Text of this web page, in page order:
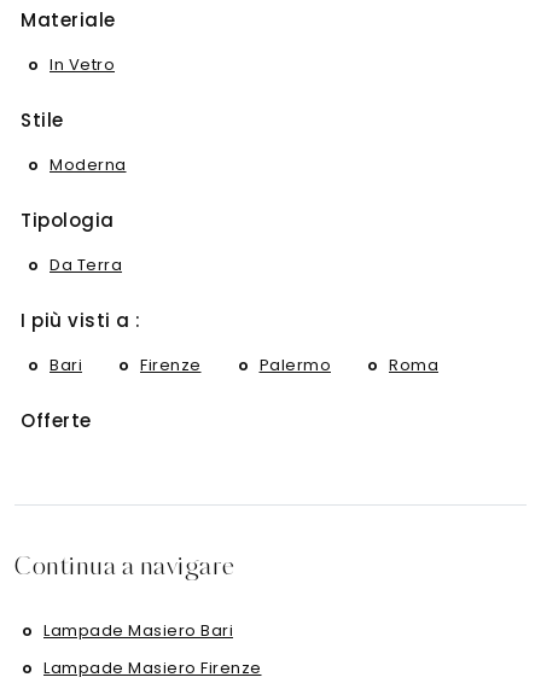
Materiale
In Vetro
Stile
Moderna
Tipologia
Da Terra
I più visti a :
Bari Firenze Palermo Roma
Offerte
Continua a navigare
Lampade Masiero Bari
Lampade Masiero Firenze